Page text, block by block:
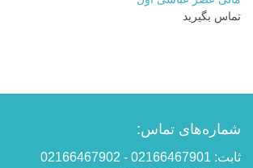
تماس بگیرید
شماره‌های تماس:
ثابت: 02166467901 - 02166467902